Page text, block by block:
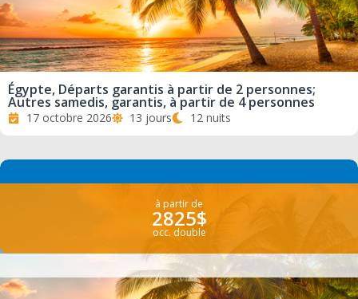
Égypte, Départs garantis à partir de 2 personnes;
Autres samedis, garantis, à partir de 4 personnes
17 octobre 2026 13 jours 12 nuits
à partir de
2825$
occ. double